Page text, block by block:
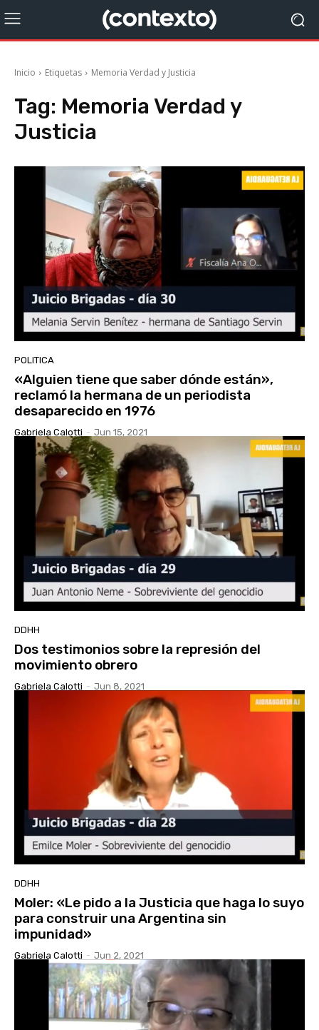
Inicio Etiquetas Memoria Verdad y Justicia
Tag: Memoria Verdad y
Justicia
POLITICA
«Alguien tiene que saber dónde están»,
reclamó la hermana de un periodista
desaparecido en 1976
Gabriela Calotti - Jun 15, 2021
DDHH
Dos testimonios sobre la represión del
movimiento obrero
Gabriela Calotti - Jun 8, 2021
DDHH
Moler: «Le pido a la Justicia que haga lo suyo
para construir una Argentina sin
impunidad»
Gabriela Calotti - Jun 2, 2021